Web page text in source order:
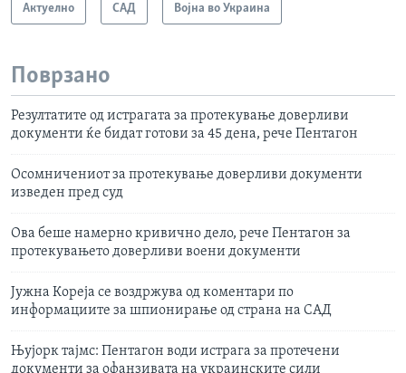
Актуелно САД Војна во Украина
Поврзано
Резултатите од истрагата за протекување доверливи
документи ќе бидат готови за 45 дена, рече Пентагон
Осомничениот за протекување доверливи документи
изведен пред суд
Ова беше намерно кривично дело, рече Пентагон за
протекувањето доверливи воени документи
Јужна Кореја се воздржува од коментари по
информациите за шпионирање од страна на САД
Њујорк тајмс: Пентагон води истрага за протечени
документи за офанзивата на украинските сили